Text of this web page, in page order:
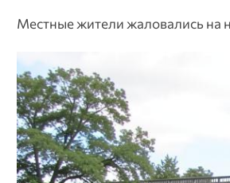
Местные жители жаловались на